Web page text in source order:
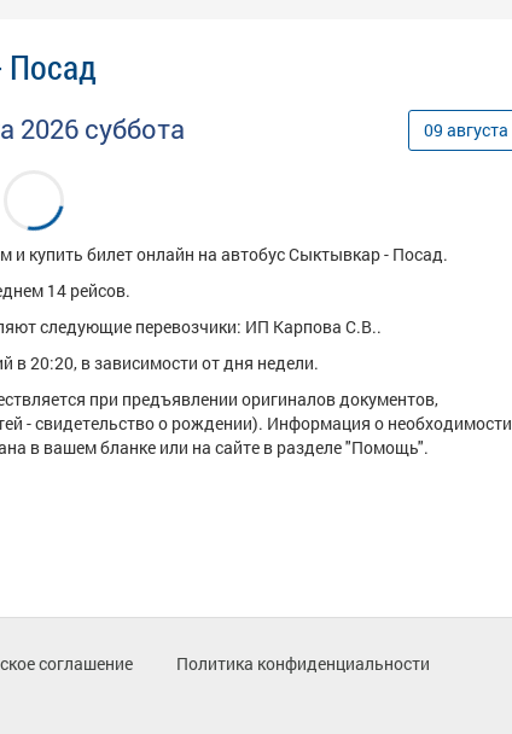
Посад
2026 суббота 09 августа
купить билет онлайн на автобус Сыктывкар - Посад.
14 рейсов.
следующие перевозчики: ИП Карпова С.В..
в 20:20, в зависимости от дня недели.
при предъявлении оригиналов документов,
- свидетельство о рождении). Информация о необходимости
в вашем бланке или на сайте в разделе "Помощь".
соглашение
Политика конфиденциальности